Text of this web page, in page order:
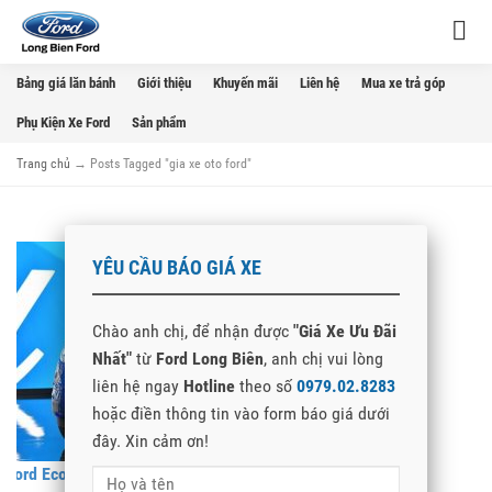
Bảng giá lăn bánh Giới thiệu Khuyến mãi Liên hệ Mua xe trả góp
Phụ Kiện Xe Ford Sản phẩm
Trang chủ → Posts Tagged "gia xe oto ford"
Ford EcoSport 2018 ra mắt thị trường
YÊU CẦU BÁO GIÁ XE
Chào anh chị, để nhận được "Giá Xe Ưu Đãi
Nhất" từ Ford Long Biên, anh chị vui lòng
liên hệ ngay Hotline theo số 0979.02.8283
hoặc điền thông tin vào form báo giá dưới
đây. Xin cảm ơn!